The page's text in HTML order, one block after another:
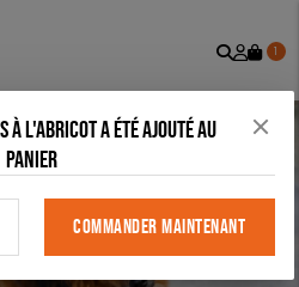
Mon
1
à l'abricot a été ajouté au
panier
COMMANDER MAINTENANT